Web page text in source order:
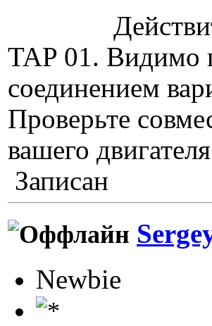
TAP 01. Видимо
соединением
Проверьте
вашего
Записан
Newbie